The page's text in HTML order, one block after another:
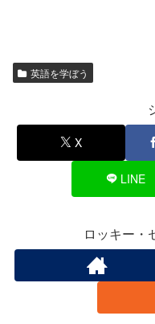
英語を学ぼう
X
LINE
ロッキー・